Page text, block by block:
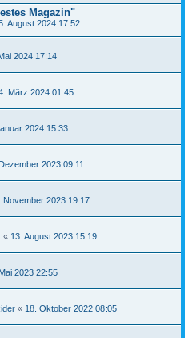
Magazin"
August 2024 17:52
2024 17:14
März 2024 01:45
2024 15:33
2023 09:11
November 2023 19:17
« 13. August 2023 15:19
2023 22:55
« 18. Oktober 2022 08:05